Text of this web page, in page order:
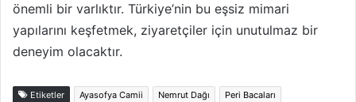
önemli bir varlıktır. Türkiye’nin bu eşsiz mimari
yapılarını keşfetmek, ziyaretçiler için unutulmaz bir
deneyim olacaktır.
Etiketler Ayasofya Camii Nemrut Dağı
Peri Bacaları